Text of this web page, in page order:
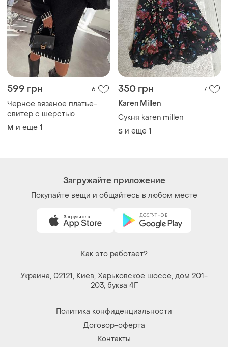
599 грн 6
Черное вязаное платье-
свитер с шерстью
M и еще 1
350 грн 7
Karen Millen
Сукня karen millen
S и еще 1
Загружайте приложение
Покупайте вещи и общайтесь в любом месте
Как это работает?
Украина, 02121, Киев, Харьковское шоссе, дом 201-
203, буква 4Г
Политика конфиденциальности
Договор-оферта
Контакты